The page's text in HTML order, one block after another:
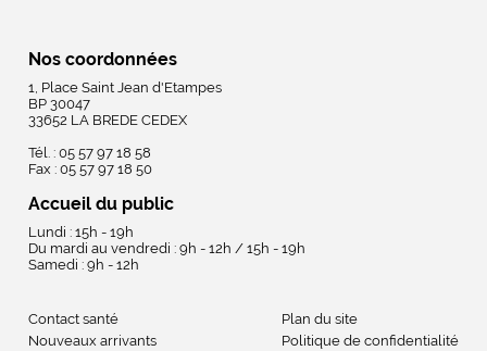
Nos coordonnées
1, Place Saint Jean d'Etampes
BP 30047
33652 LA BREDE CEDEX
Tél. : 05 57 97 18 58
Fax : 05 57 97 18 50
Accueil du public
Lundi : 15h - 19h
Du mardi au vendredi : 9h - 12h / 15h - 19h
Samedi : 9h - 12h
Contact santé
Nouveaux arrivants
Plan du site
Politique de confidentialité